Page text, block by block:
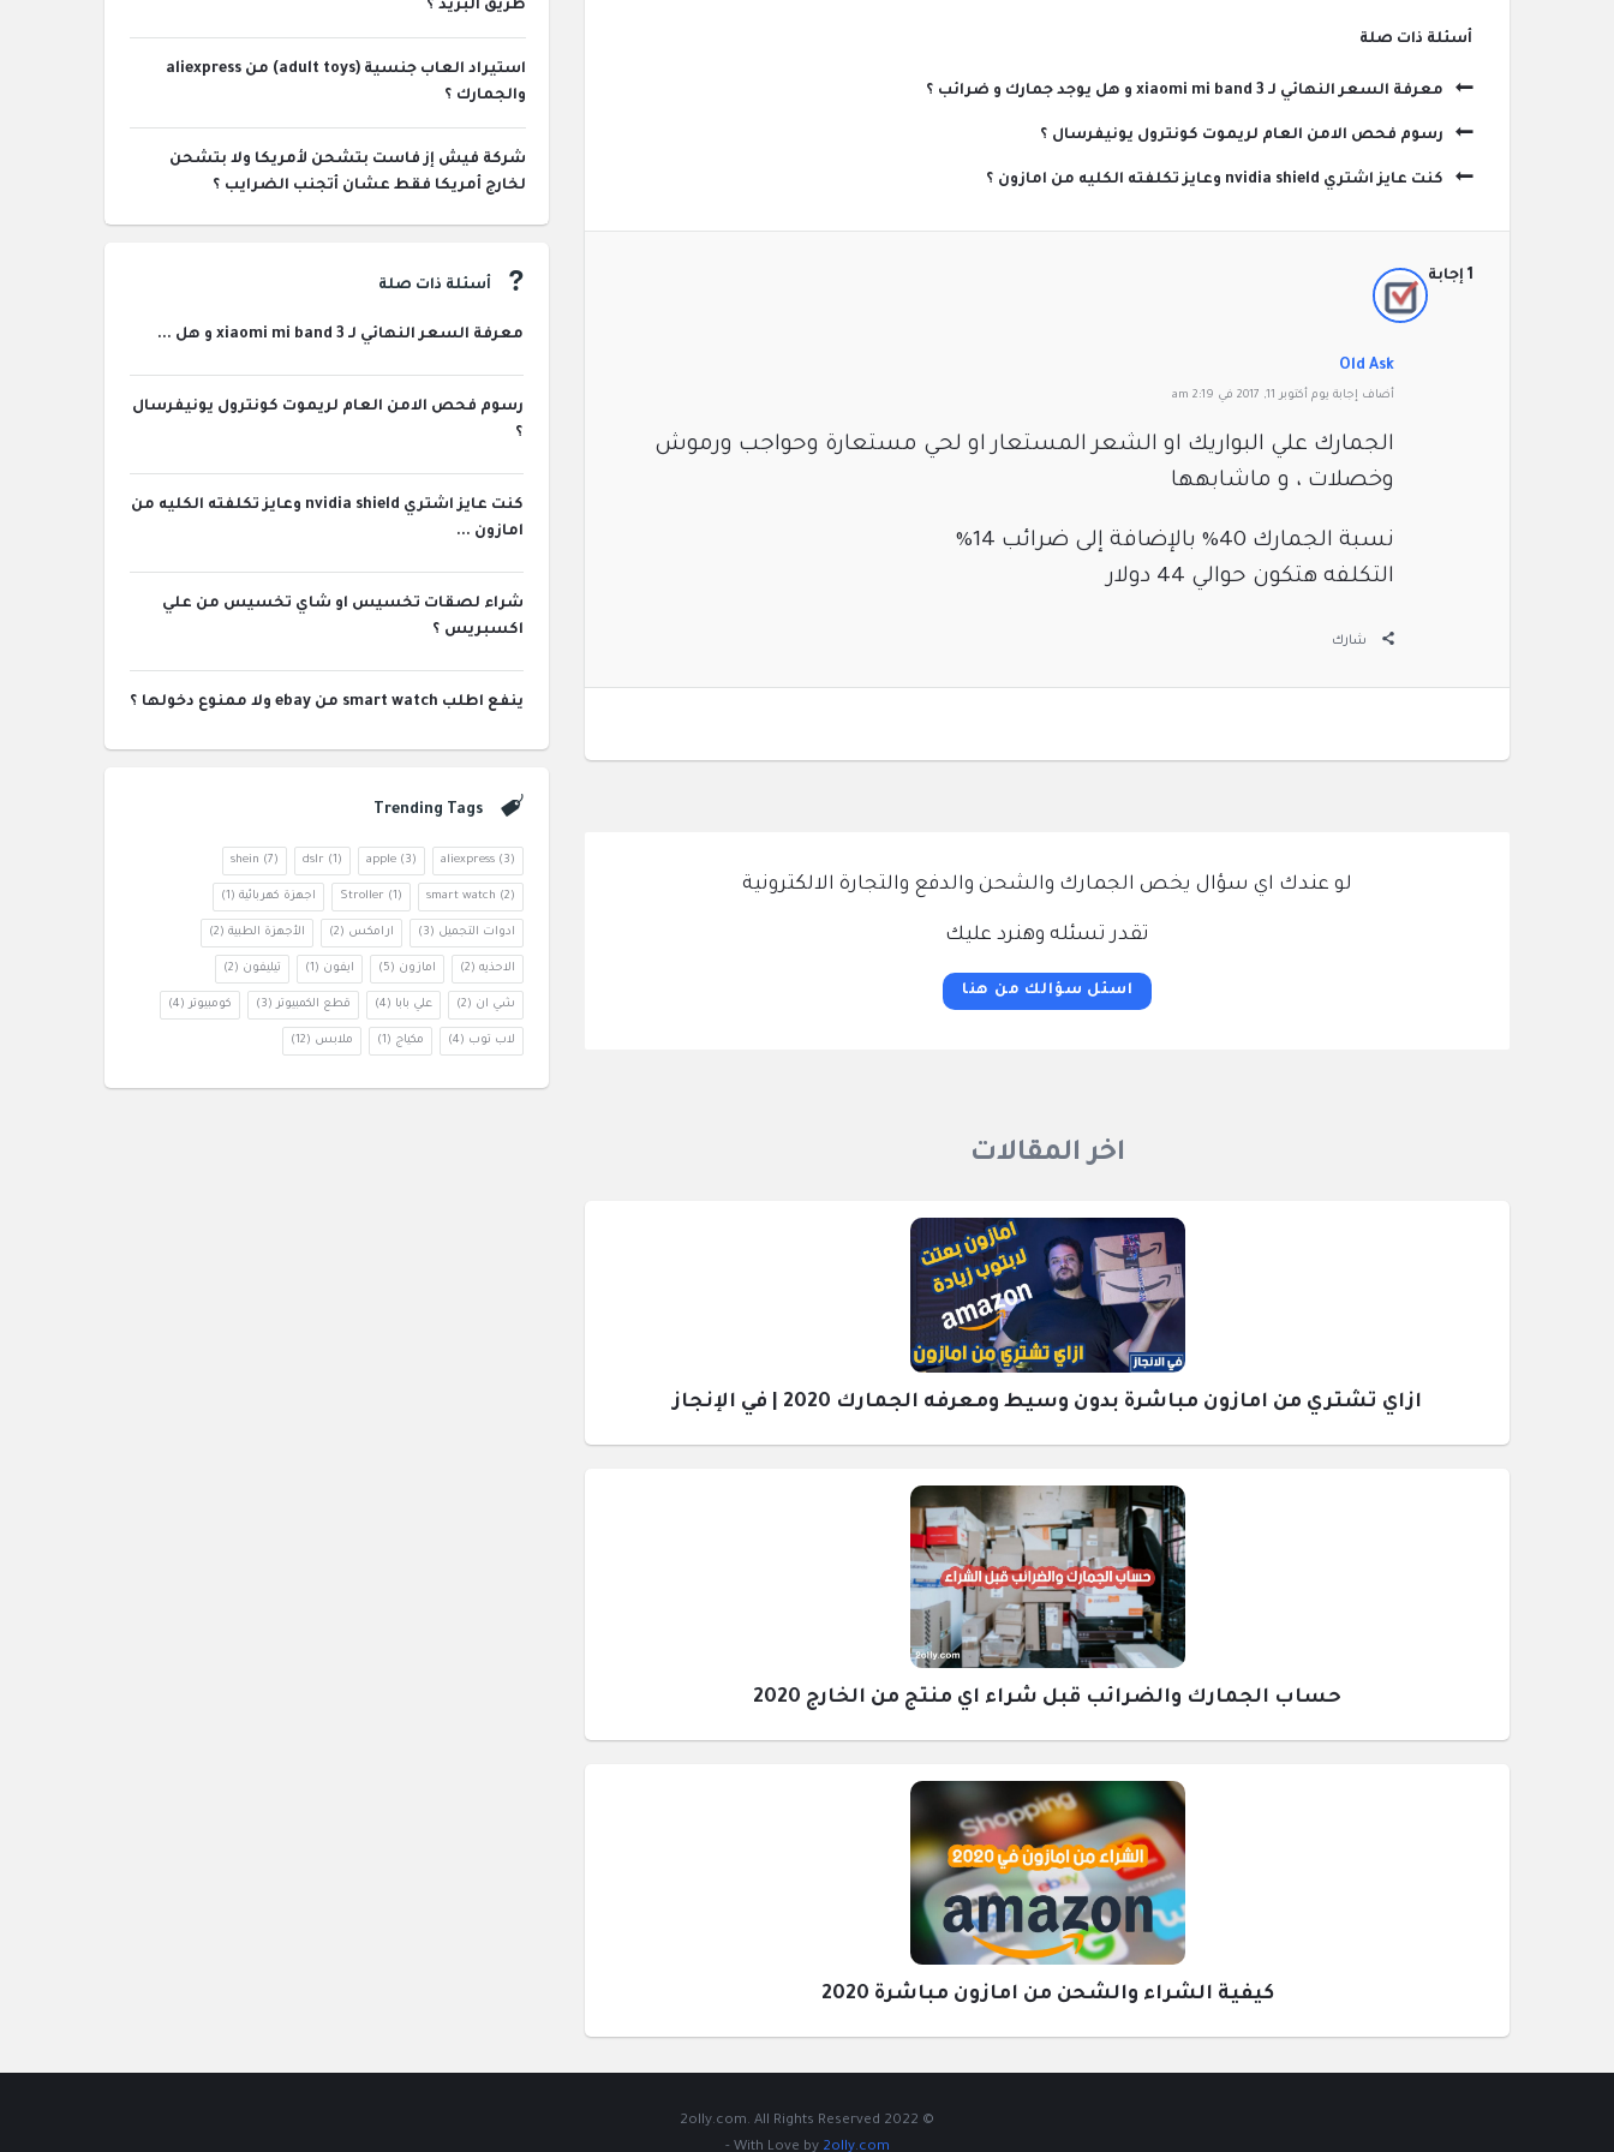
‫أسئلة ذات صلة
معرفة السعر النهائي لـ xiaomi mi band 3 و هل يوجد جمارك و ضرائب ؟
رسوم فحص الامن العام لريموت كونترول يونيفرسال ؟
كنت عايز اشتري nvidia shield وعايز تكلفته الكليه من امازون ؟
‫1 إجابة
Old Ask
‫أضاف ‫‫إجابة يوم أكتوبر 11, 2017 في 2:19 am
الجمارك علي البواريك او الشعر المستعار او لحي مستعارة وحواجب ورموش
وخصلات ، و ماشابهها
نسبة الجمارك 40% بالإضافة إلى ضرائب 14%
التكلفه هتكون حوالي 44 دولار
شارك
لو عندك اي سؤال يخص الجمارك والشحن والدفع والتجارة الالكترونية
تقدر تسئله وهنرد عليك
اسئل سؤالك من هنا
اخر المقالات
ازاي تشتري من امازون مباشرة بدون وسيط ومعرفه الجمارك 2020 | في الإنجاز
حساب الجمارك والضرائب قبل شراء اي منتج من الخارج 2020
كيفية الشراء والشحن من امازون مباشرة 2020
طريق البريد ؟
استيراد العاب جنسية (adult toys) من aliexpress
والجمارك ؟
شركة فيش إز فاست بتشحن لأمريكا ولا بتشحن
لخارج أمريكا فقط عشان أتجنب الضرايب ؟
أسئلة ذات صلة
معرفة السعر النهائي لـ xiaomi mi band 3 و هل ...
رسوم فحص الامن العام لريموت كونترول يونيفرسال
؟
كنت عايز اشتري nvidia shield وعايز تكلفته الكليه من
امازون ...
شراء لصقات تخسيس او شاي تخسيس من علي
اكسبريس ؟
ينفع اطلب smart watch من ebay ولا ممنوع دخولها ؟
Trending Tags
aliexpress(3)
apple(3)
dslr (1)
shein (7)
smart watch (2)
Stroller (1) اجهزة كهربائية (1)
ادوات التجميل (3) ارامكس (2) الأجهزة الطبية (2)
الاحذيه (2) امازون (5) ايفون (1) تيليفون (2)
شي ان (2) علي بابا (4) قطع الكمبيوتر (3) كومبيوتر (4)
لاب توب (4) مكياج (1) ملابس (12)
© 2022 2olly.com. All Rights Reserved
With Love by 2olly.com
-